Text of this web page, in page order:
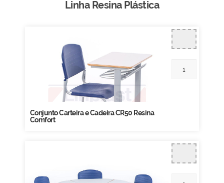
Linha Resina Plástica
Conjunto Carteira e Cadeira CR50 Resina
Comfort